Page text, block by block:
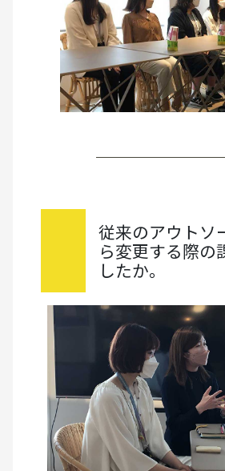
従来のアウトソ
ら変更する際の
したか。